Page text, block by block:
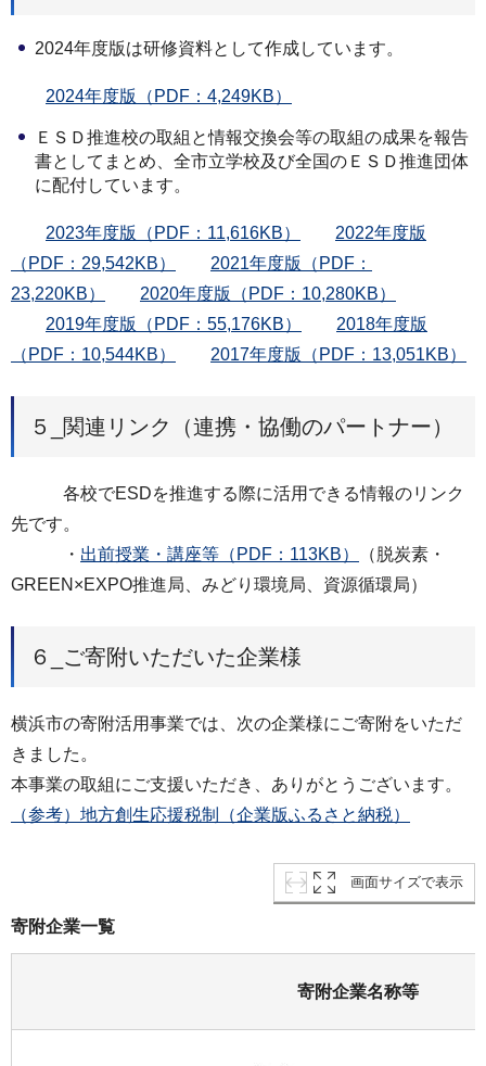
2024年度版は研修資料として作成しています。
2024年度版（PDF：4,249KB）
ＥＳＤ推進校の取組と情報交換会等の取組の成果を報告
書としてまとめ、全市立学校及び全国のＥＳＤ推進団体
に配付しています。
2023年度版（PDF：11,616KB）
2022年度版
（PDF：29,542KB）
2021年度版（PDF：
23,220KB）
2020年度版（PDF：10,280KB）
2019年度版（PDF：55,176KB）
2018年度版
（PDF：10,544KB）
2017年度版（PDF：13,051KB）
５_関連リンク（連携・協働のパートナー）
各校でESDを推進する際に活用できる情報のリンク
先です。
・ 出前授業・講座等（PDF：113KB）
（脱炭素・
GREEN×EXPO推進局、みどり環境局、資源循環局）
６_ご寄附いただいた企業様
横浜市の寄附活用事業では、次の企業様にご寄附をいただ
きました。
本事業の取組にご支援いただき、ありがとうございます。
（参考）地方創生応援税制（企業版ふるさと納税）
画面サイズで表示
寄附企業一覧
寄附企業名称等